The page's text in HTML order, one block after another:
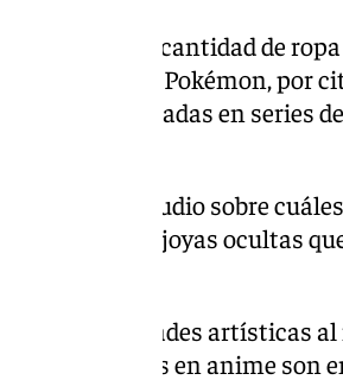
la gran cantidad de
Ball, Naruto o Pokémon, por
camisetas basadas en series
se hace un estudio sobre
son esas joyas ocultas
las posibilidades artísticas
basadas en anime son